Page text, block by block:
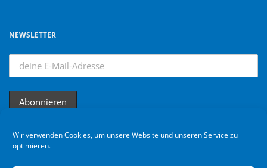
Wir verwenden Cookies, um unsere Website und unseren Service zu
optimieren.
NEWSLETTER